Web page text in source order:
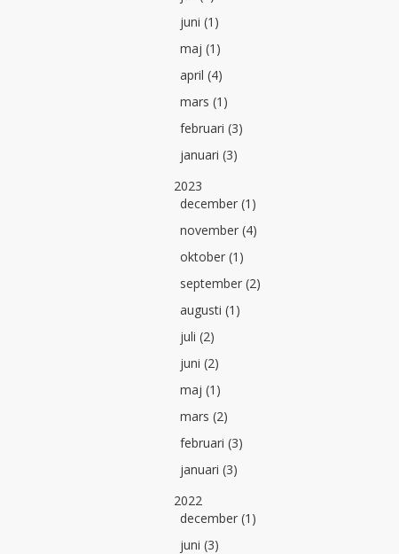
juni (1)
maj (1)
april (4)
mars (1)
februari (3)
januari (3)
2023
december (1)
november (4)
oktober (1)
september (2)
augusti (1)
juli (2)
juni (2)
maj (1)
mars (2)
februari (3)
januari (3)
2022
december (1)
juni (3)